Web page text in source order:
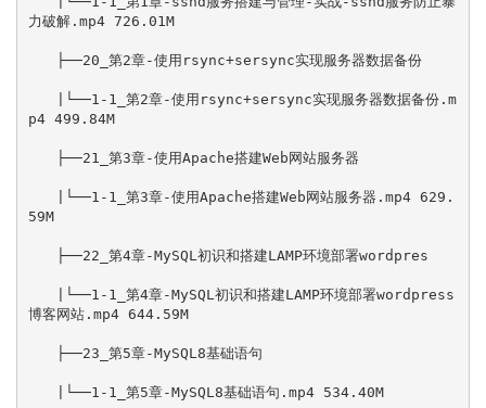
力破解.mp4 726.01M
├──20_第2章-使用rsync+sersync实现服务器数据备份
|└──1-1_第2章-使用rsync+sersync实现服务器数据备份.m
p4 499.84M
├──21_第3章-使用Apache搭建Web网站服务器
|└──1-1_第3章-使用Apache搭建Web网站服务器.mp4 629.
59M
├──22_第4章-MySQL初识和搭建LAMP环境部署wordpres
|└──1-1_第4章-MySQL初识和搭建LAMP环境部署wordpress
博客网站.mp4 644.59M
├──23_第5章-MySQL8基础语句
|└──1-1_第5章-MySQL8基础语句.mp4 534.40M